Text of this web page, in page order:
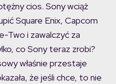
cios. Sony wciąż
Square Enix, Capcom
Two i zawalczyć za
co Sony teraz zrobi?
właśnie przestaje
że jeśli chce, to nie